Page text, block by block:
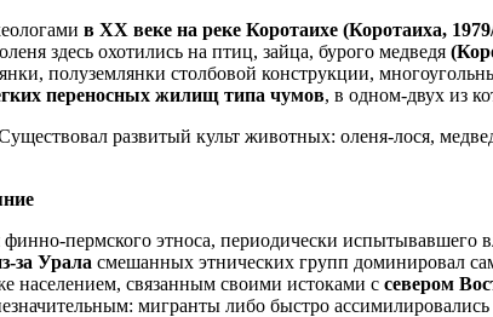
в XX веке на реке Коротаихе (Коротаиха,
здесь охотились на птиц, зайца, бурого медведя
полуземлянки столбовой конструкции,
переносных жилищ типа чумов, в одном-двух из
развитый культ животных: оленя-лося,
пермского этноса, периодически испытывавшего
за Урала смешанных этнических групп доминировал
населением, связанным своими истоками с севером
мигранты либо быстро